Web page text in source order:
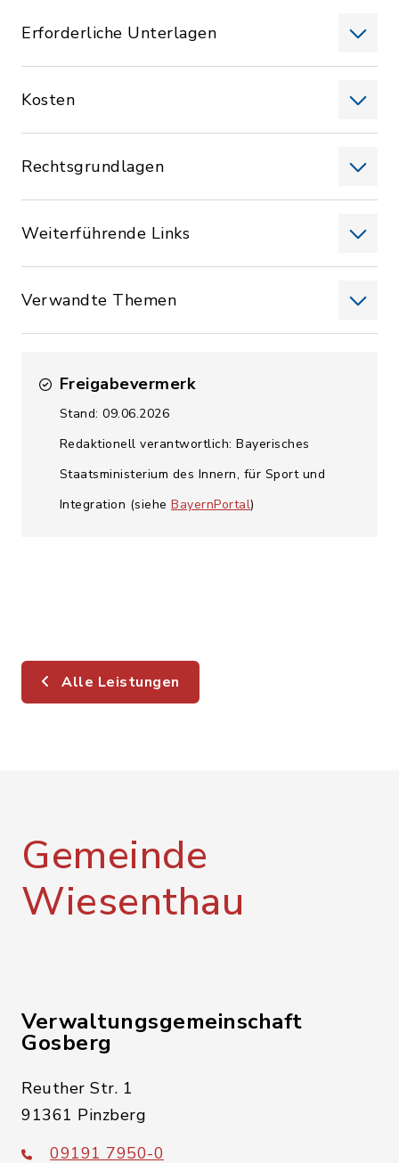
Erforderliche Unterlagen
Kosten
Rechtsgrundlagen
Weiterführende Links
Verwandte Themen
Freigabevermerk
Stand: 09.06.2026
Redaktionell verantwortlich: Bayerisches
Staatsministerium des Innern, für Sport und
Integration (siehe BayernPortal)
Alle Leistungen
Gemeinde
Wiesenthau
Verwaltungsgemeinschaft
Gosberg
Reuther Str. 1
91361 Pinzberg
09191 7950-0